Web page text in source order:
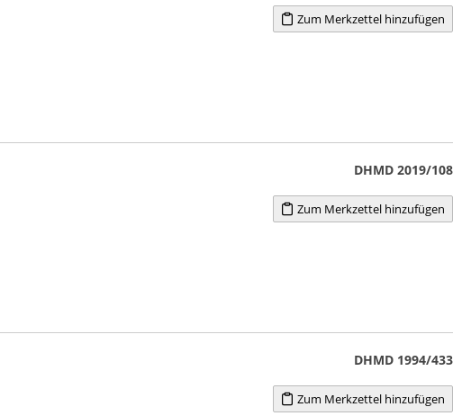
Zum Merkzettel hinzufügen
DHMD 2019/108
Zum Merkzettel hinzufügen
DHMD 1994/433
Zum Merkzettel hinzufügen